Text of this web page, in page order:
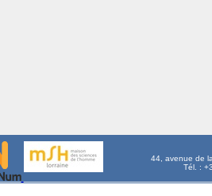
44, avenue de
Tél. :